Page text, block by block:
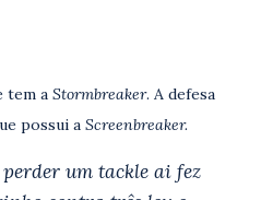
tem a Stormbreaker. A defesa
possui a Screenbreaker.
um tackle ai fez